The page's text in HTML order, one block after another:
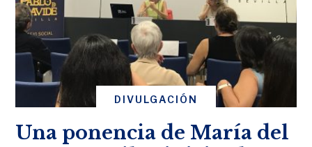
DIVULGACIÓN
Una ponencia de María del